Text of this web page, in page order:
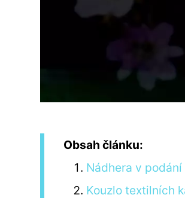
Obsah článku:
Nádhera v
Kouzlo textilních